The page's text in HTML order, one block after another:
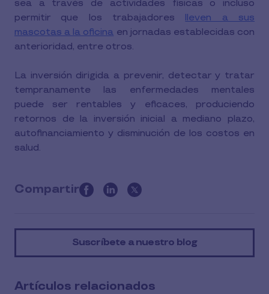
sea a través de actividades físicas o incluso
permitir que los trabajadores lleven a sus
mascotas a la oficina en jornadas establecidas con
anterioridad, entre otros.
La inversión dirigida a prevenir, detectar y tratar
tempranamente las enfermedades mentales
puede ser rentables y eficaces, produciendo
retornos de la inversión inicial a mediano plazo,
autofinanciamiento y disminución de los costos en
salud.
Compartir
this
on
Suscríbete a nuestro blog
Artículos relacionados